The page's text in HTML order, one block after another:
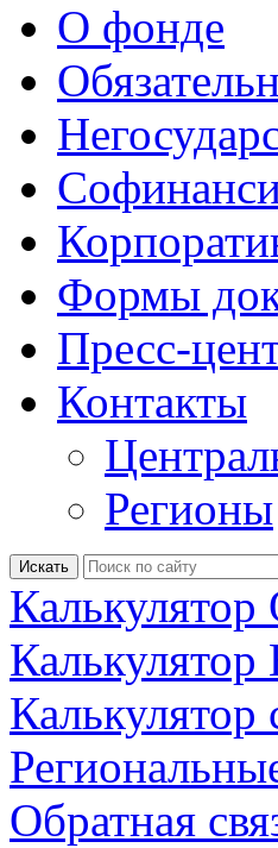
О фонде
Формы
Пресс-
Контакты
Регионы
Обратная